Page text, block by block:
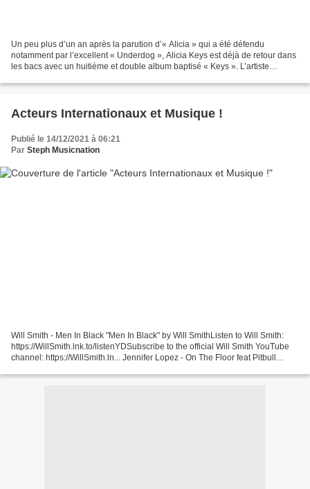
Un peu plus d’un an après la parution d’« Alicia » qui a été défendu
notamment par l’excellent « Underdog », Alicia Keys est déjà de retour dans
les bacs avec un huitième et double album baptisé « Keys ». L’artiste
Acteurs Internationaux et Musique !
Publié le 14/12/2021 à 06:21
Par Steph Musicnation
Will Smith - Men In Black "Men In Black" by Will SmithListen to Will Smith:
https://WillSmith.lnk.to/listenYDSubscribe to the official Will Smith YouTube
channel: https://WillSmith.ln... Jennifer Lopez - On The Floor feat Pitbull